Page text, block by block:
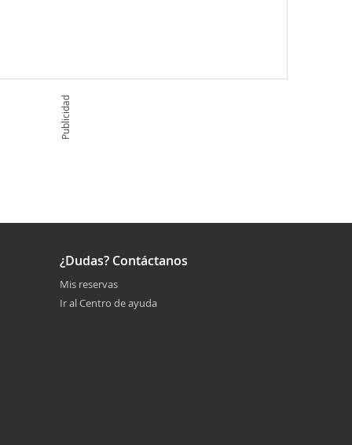
Publicidad
¿Dudas? Contáctanos
Mis reservas
Ir al Centro de ayuda